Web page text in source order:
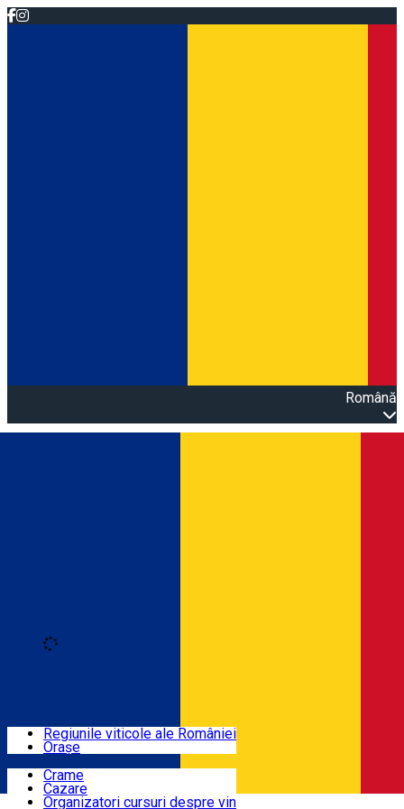
Română
Locuri cu vin
Rute
Regiunile viticole ale României
Orașe
Crame
Cazare
Organizatori cursuri despre vin